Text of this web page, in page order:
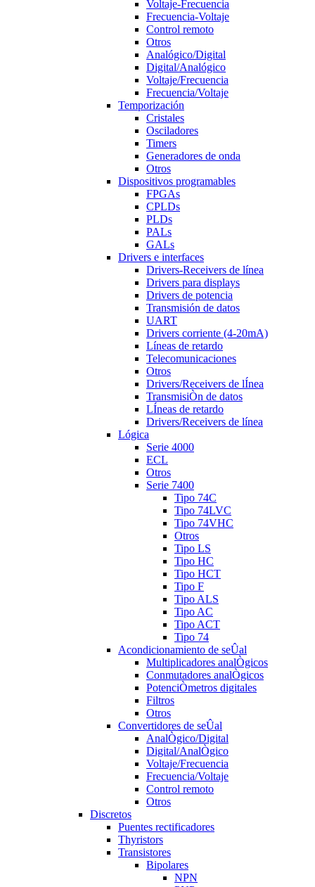
Voltaje-Frecuencia
Frecuencia-Voltaje
Control remoto
Otros
Analógico/Digital
Digital/Analógico
Voltaje/Frecuencia
Frecuencia/Voltaje
Temporización
Cristales
Osciladores
Timers
Generadores de onda
Otros
Dispositivos programables
FPGAs
CPLDs
PLDs
PALs
GALs
Drivers e interfaces
Drivers-Receivers de línea
Drivers para displays
Drivers de potencia
Transmisión de datos
UART
Drivers corriente (4-20mA)
Líneas de retardo
Telecomunicaciones
Otros
Drivers/Receivers de lÍnea
TransmisiÒn de datos
LÍneas de retardo
Drivers/Receivers de línea
Lógica
Serie 4000
ECL
Otros
Serie 7400
Tipo 74C
Tipo 74LVC
Tipo 74VHC
Otros
Tipo LS
Tipo HC
Tipo HCT
Tipo F
Tipo ALS
Tipo AC
Tipo ACT
Tipo 74
Acondicionamiento de seÛal
Multiplicadores analÒgicos
Conmutadores analÒgicos
PotenciÒmetros digitales
Filtros
Otros
Convertidores de seÛal
AnalÒgico/Digital
Digital/AnalÒgico
Voltaje/Frecuencia
Frecuencia/Voltaje
Control remoto
Otros
Discretos
Puentes rectificadores
Thyristors
Transistores
Bipolares
NPN